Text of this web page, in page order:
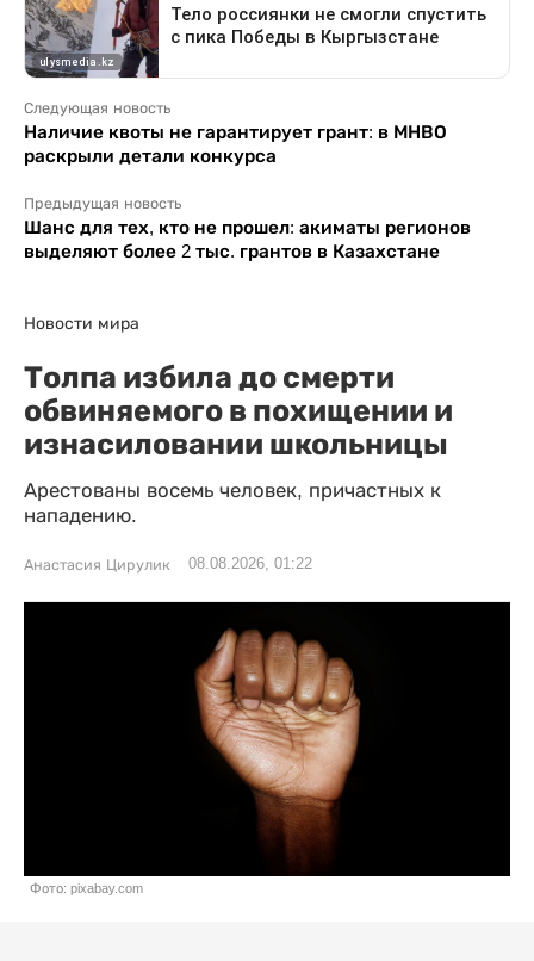
Следующая новость
Наличие квоты не гарантирует грант: в МНВО
раскрыли детали конкурса
Предыдущая новость
Шанс для тех, кто не прошел: акиматы регионов
выделяют более 2 тыс. грантов в Казахстане
Новости мира
Толпа избила до смерти
обвиняемого в похищении и
изнасиловании школьницы
Арестованы восемь человек, причастных к
нападению.
Анастасия Цирулик 08.08.2026, 01:22
Фото: pixabay.com